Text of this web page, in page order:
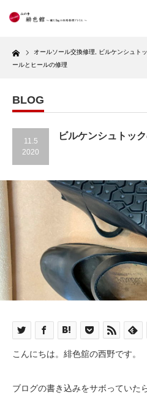
Home オールソール交換修理 ビルケンシュト
ールとヒールの修理
BLOG
11.5
2020
ビルケンシュトッ
こんにちは。緋色舘の西野です。
ブログの書き込みをサボっていた